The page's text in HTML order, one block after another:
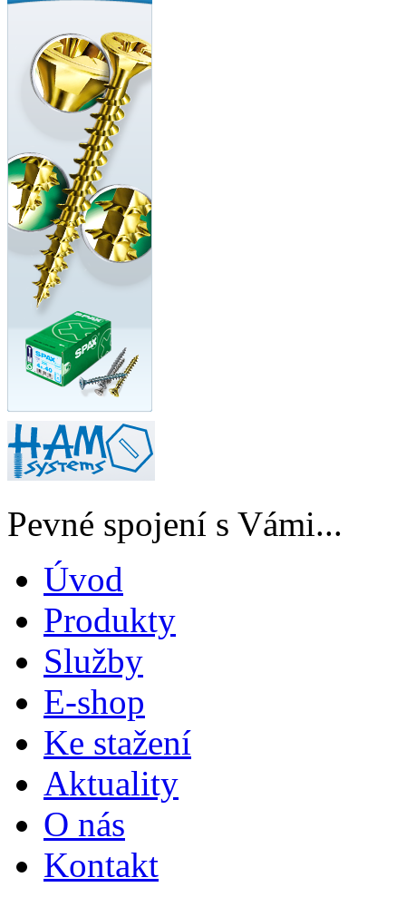
Pevné spojení s Vámi...
Úvod
Produkty
Služby
E-shop
Ke stažení
Aktuality
O nás
Kontakt